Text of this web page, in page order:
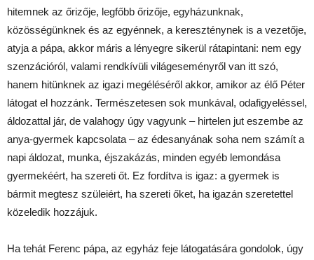
hitemnek az őrizője, legfőbb őrizője, egyházunknak,
közösségünknek és az egyénnek, a kereszténynek is a vezetője,
atyja a pápa, akkor máris a lényegre sikerül rátapintani: nem egy
szenzációról, valami rendkívüli világeseményről van itt szó,
hanem hitünknek az igazi megéléséről akkor, amikor az élő Péter
látogat el hozzánk. Természetesen sok munkával, odafigyeléssel,
áldozattal jár, de valahogy úgy vagyunk – hirtelen jut eszembe az
anya-gyermek kapcsolata – az édesanyának soha nem számít a
napi áldozat, munka, éjszakázás, minden egyéb lemondása
gyermekéért, ha szereti őt. Ez fordítva is igaz: a gyermek is
bármit megtesz szüleiért, ha szereti őket, ha igazán szeretettel
közeledik hozzájuk.
Ha tehát Ferenc pápa, az egyház feje látogatására gondolok, úgy